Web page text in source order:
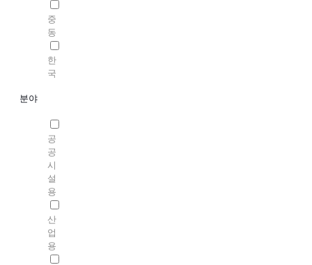
중
동
한
국
분야
공
공
시
설
용
산
업
용